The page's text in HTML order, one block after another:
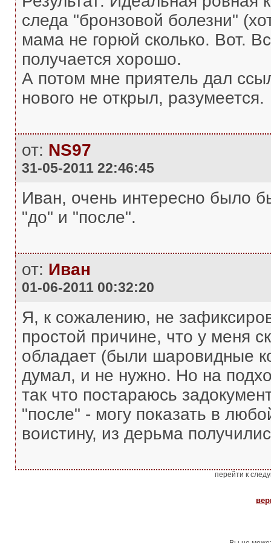
следа "бронзовой болезни"
мама не горюй сколько. Вот.
получается хорошо.
А потом мне приятель дал
нового не открыл, разумеется.
от: NS97
31-05-2011 22:46:45
Иван, очень интересно было
"до" и "после".
от: Иван
01-06-2011 00:32:20
Я, к сожалению, не
простой причине, что у меня
обладает (были шаровидные
думал, и не нужно. Но на
так что постараюсь
"после" - могу показать в
воистину, из дерьма
перейти к